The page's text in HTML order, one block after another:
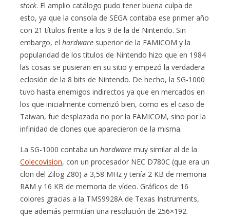
stock. El amplio catálogo pudo tener buena culpa de
esto, ya que la consola de SEGA contaba ese primer año
con 21 títulos frente a los 9 de la de Nintendo. Sin
embargo, elhardware superior de la FAMICOM y la
popularidad de los títulos de Nintendo hizo que en 1984
las cosas se pusieran en su sitio y empezó la verdadera
eclosión de la 8 bits de Nintendo. De hecho, la SG-1000
tuvo hasta enemigos indirectos ya que en mercados en
los que inicialmente comenzó bien, como es el caso de
Taiwan, fue desplazada no por la FAMICOM, sino por la
infinidad de clones que aparecieron de la misma.
La SG-1000 contaba unhardware muy similar al de la
Colecovision, con un procesador NEC D780C (que era un
clon del Zilog Z80) a 3,58 MHz y tenía 2 KB de memoria
RAM y 16 KB de memoria de vídeo. Gráficos de 16
colores gracias a la TMS9928A de Texas Instruments,
que además permitían una resolución de 256×192.